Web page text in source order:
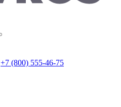
+7 (800) 555-46-75